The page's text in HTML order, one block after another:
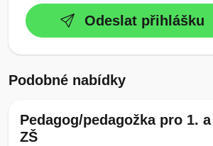
Odeslat přihlášku
Podobné nabídky
Pedagog/pedagožka pro 1.
ZŠ